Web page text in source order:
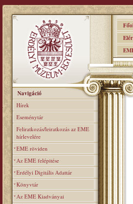
Navigáció
Hírek
Eseménytár
Feliratkozás/leiratkozás az EME
hírlevelére
EME röviden
Az EME felépitése
Erdélyi Digitális Adattár
Könyvtár
Az EME Kiadványai